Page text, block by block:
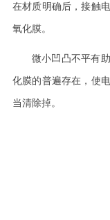
在材质明确后，接触
氧化膜。
微小凹凸不平有
化膜的普遍存在，使
当清除掉。